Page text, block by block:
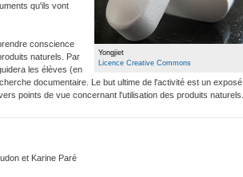
Yongjiet
Licence Creative Commons
qu'ils vont
conscience
naturels. Par
les élèves (en
documentaire. Le but ultime de l'activité est un exposé
points de vue concernant l'utilisation des produits naturels.
et Karine Paré